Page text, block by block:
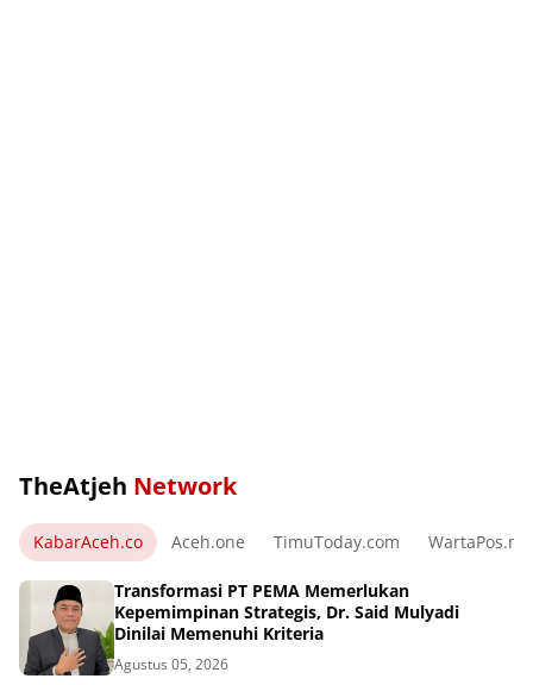
TheAtjeh Network
KabarAceh.co Aceh.one TimuToday.com WartaPos.net
Transformasi PT PEMA Memerlukan
Kepemimpinan Strategis, Dr. Said Mulyadi
Dinilai Memenuhi Kriteria
Agustus 05, 2026